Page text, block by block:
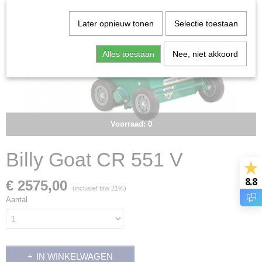
Voorraad: 0
Billy Goat CR 551 V
€ 2575,00 (inclusief btw 21%)
Aantal
IN WINKELWAGEN
8.8
Later opnieuw tonen Selectie toestaan
Alles toestaan Nee, niet akkoord